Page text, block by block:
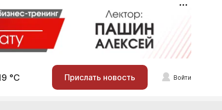
°С Прислать новость Войти